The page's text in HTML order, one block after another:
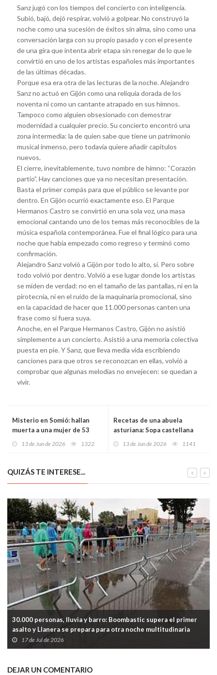
Sanz jugó con los tiempos del concierto con inteligencia.
Subió, bajó, dejó respirar, volvió a golpear. No construyó la
noche como una sucesión de éxitos sin alma, sino como una
conversación larga con su propio pasado y con el presente
de una gira que intenta abrir etapa sin renegar de lo que le
convirtió en uno de los artistas españoles más importantes
de las últimas décadas.
Porque esa era otra de las lecturas de la noche. Alejandro
Sanz no actuó en Gijón como una reliquia dorada de los
noventa ni como un cantante atrapado en sus himnos.
Tampoco como alguien obsesionado con demostrar
modernidad a cualquier precio. Su concierto encontró una
zona intermedia: la de quien sabe que tiene un patrimonio
musical inmenso, pero todavía quiere añadir capítulos
nuevos.
El cierre, inevitablemente, tuvo nombre de himno: “Corazón
partío”. Hay canciones que ya no necesitan presentación.
Basta el primer compás para que el público se levante por
dentro. En Gijón ocurrió exactamente eso. El Parque
Hermanos Castro se convirtió en una sola voz, una masa
emocional cantando uno de los temas más reconocibles de la
música española contemporánea. Fue el final lógico para una
noche que había empezado como regreso y terminó como
confirmación.
Alejandro Sanz volvió a Gijón por todo lo alto, sí. Pero sobre
todo volvió por dentro. Volvió a ese lugar donde los artistas
se miden de verdad: no en el tamaño de las pantallas, ni en la
pirotecnia, ni en el ruido de la maquinaria promocional, sino
en la capacidad de hacer que 11.000 personas canten una
frase como si fuera suya.
Anoche, en el Parque Hermanos Castro, Gijón no asistió
simplemente a un concierto. Asistió a una memoria colectiva
puesta en pie. Y Sanz, que lleva media vida escribiendo
canciones para que otros se reconozcan en ellas, volvió a
comprobar que algunas melodías no envejecen: se quedan a
vivir.
Misterio en Somió: hallan
muerta a una mujer de 53
13 de Jun de 2026 1322
Recetas de una abuela
asturiana: Sopa castellana
13 de Jun de 2026 1141
QUIZÁS TE INTERESE...
30.000 personas, lluvia y barro: Boombastic supera el primer
asalto y Llanera se prepara para otra noche multitudinaria
17 de Jul de 2026
DEJAR UN COMENTARIO